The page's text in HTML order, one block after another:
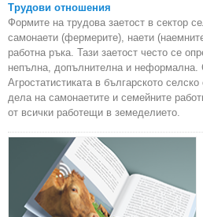
Трудови отношения
Формите на трудова заетост в сектор
самонаети (фермерите), наети
работна ръка. Тази заетост често се
непълна, допълнителна и неформална.
Агростатистиката в българското
дела на самонаетите и семейните
от всички работещи в земеделието.